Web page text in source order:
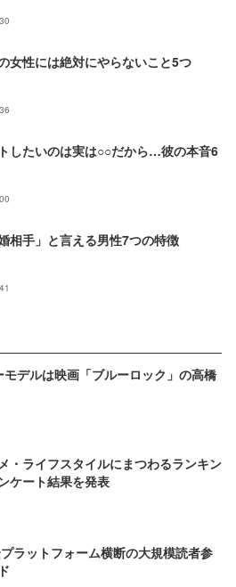
女性には絶対にやらないこと5つ
したいのは実は○○だから…彼の本音6
相手」と言える男性7つの特徴
デルは映画「ブルーロック」の高橋
・ライフスタイルにまつわるランキン
ケート結果を発表
ラットフォーム横断の大規模読者参